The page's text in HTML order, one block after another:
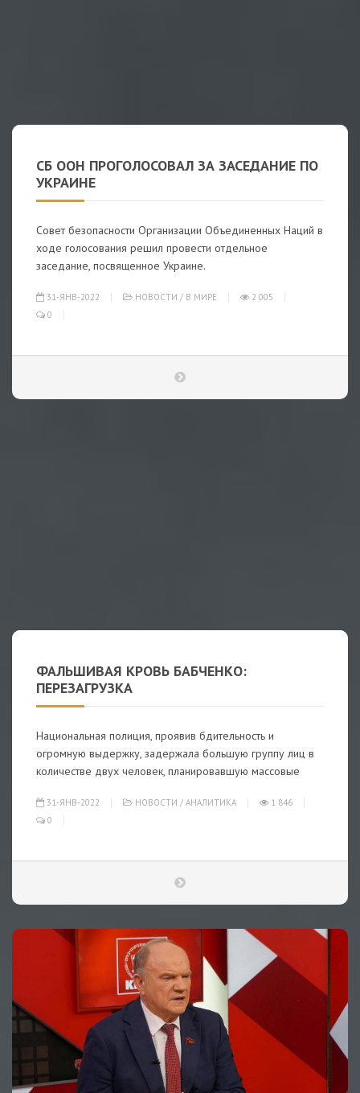
СБ ООН ПРОГОЛОСОВАЛ ЗА ЗАСЕДАНИЕ ПО
УКРАИНЕ
Совет безопасности Организации Объединенных Наций в
ходе голосования решил провести отдельное
заседание, посвященное Украине.
31-ЯНВ-2022 НОВОСТИ / В МИРЕ
2 005
0
ФАЛЬШИВАЯ КРОВЬ БАБЧЕНКО:
ПЕРЕЗАГРУЗКА
Национальная полиция, проявив бдительность и
огромную выдержку, задержала большую группу лиц в
количестве двух человек, планировавшую массовые
31-ЯНВ-2022 НОВОСТИ / АНАЛИТИКА
1 846
0